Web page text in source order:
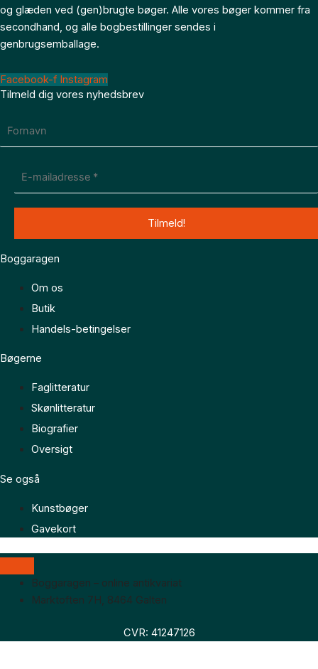
og glæden ved (gen)brugte bøger. Alle vores bøger kommer fra
secondhand, og alle bogbestillinger sendes i
genbrugsemballage.
Facebook-f Instagram
Tilmeld dig vores nyhedsbrev
Boggaragen
Om os
Butik
Handels-betingelser
Bøgerne
Faglitteratur
Skønlitteratur
Biografier
Oversigt
Se også
Kunstbøger
Gavekort
Boggaragen – online antikvariat
Marktoften 7H, 8464 Galten
CVR: 41247126